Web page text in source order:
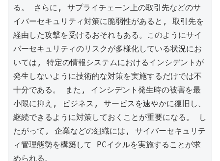
る。 さらに, サプライチェーン上の取引先などのサ
イバーセキュリティ対策に脆弱性があると, 取引先を
経由した攻撃を受けるおそれもある。このようにサイ
バーセキュリティのリスクが多様化している状況にお
いては, 特定の情報システムにおけるインシデントが
発生しないように技術的な対策を実施するだけでは不
十分である。 また, インシデント発生時の被害を最
小限に抑え, ビジネス, サービスを速やかに復旧し、
継続できるように対策しておくことが重要になる。 し
たがって, 企業などの組織には, サイバーセキュリテ
ィ管理態勢を構築して PCイクルを実施することが求
められる。